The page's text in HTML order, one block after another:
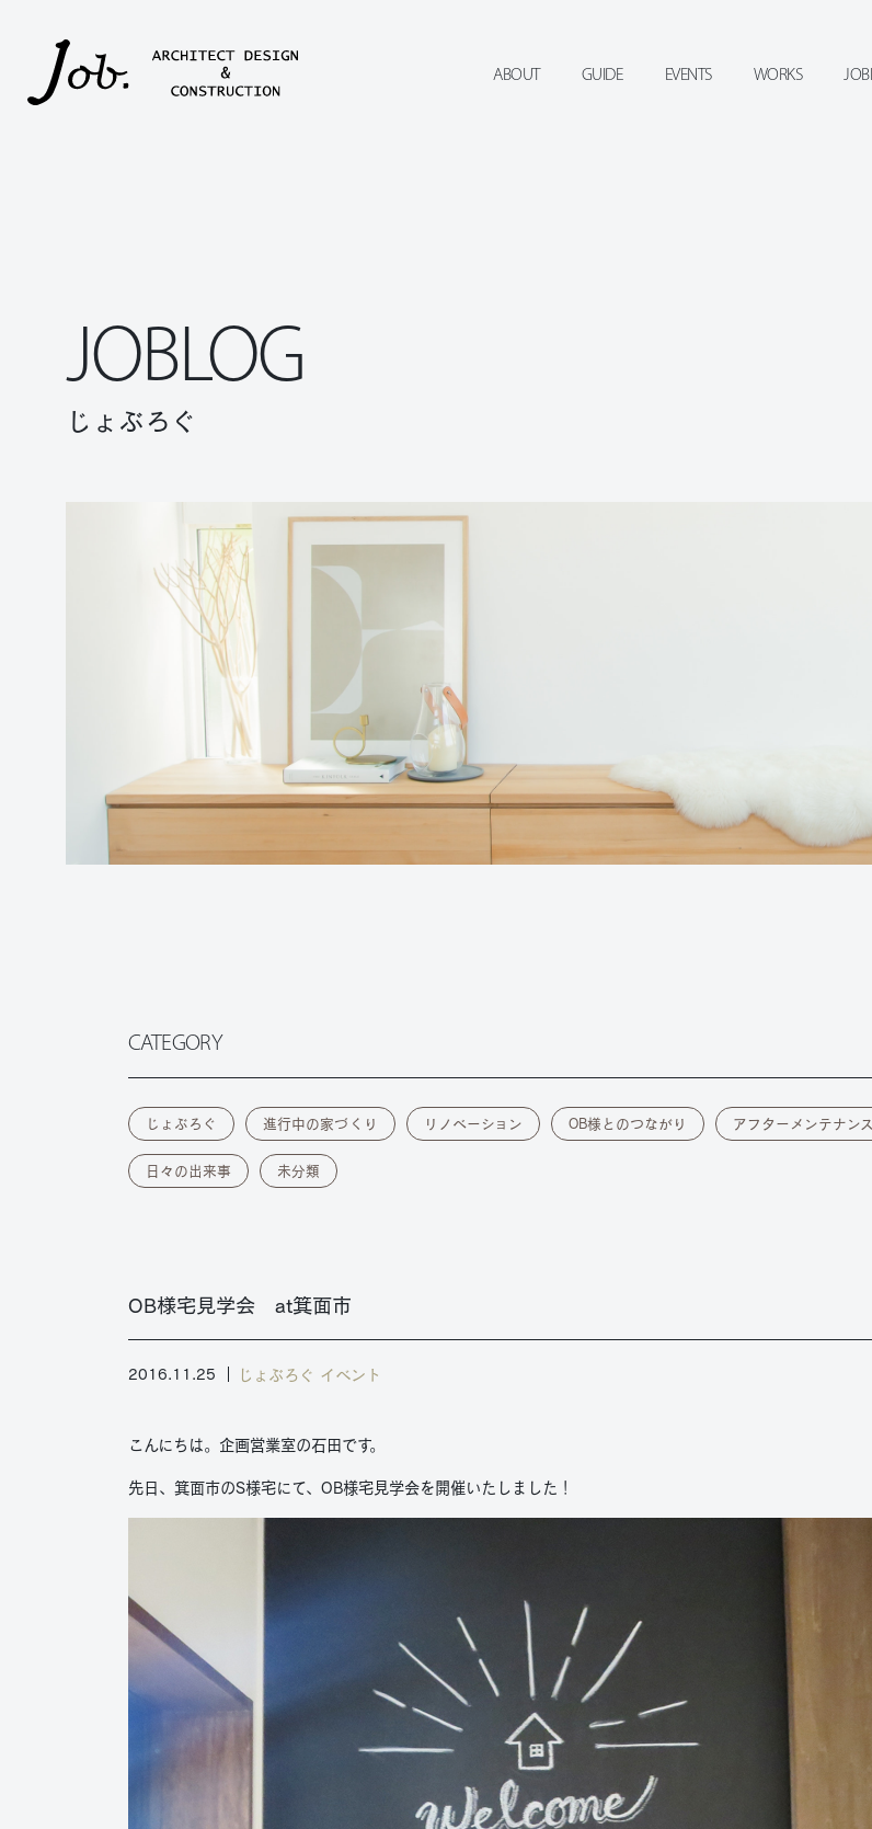
JOBLOG
じょぶろぐ
CATEGORY
じょぶろぐ 進行中の家づくり リノベーション OB様とのつながり アフターメンテナンス
日々の出来事 未分類
OB様宅見学会 at箕面市
2016.11.25 じょぶろぐ イベント
こんにちは。企画営業室の石田です。
先日、箕面市のS様宅にて、OB様宅見学会を開催いたしました！